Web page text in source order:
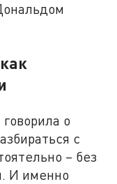
о
с
– без
И именно